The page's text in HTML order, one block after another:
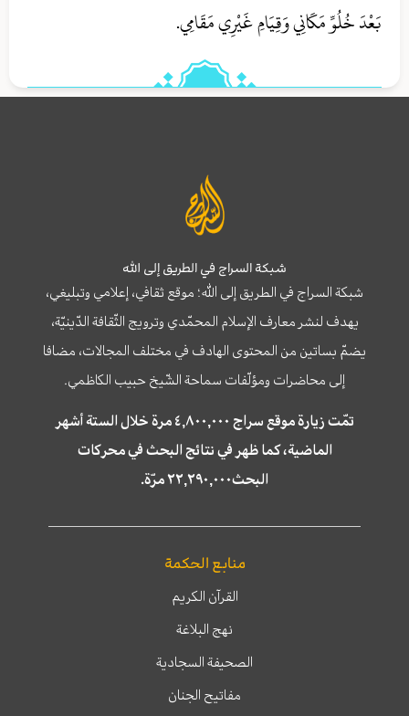
بَعْدَ خُلُوِّ مَكَانِي وَقِيَامِ غَيْرِي مَقَامِي.
شبكة السراج في الطريق إلى الله
شبكة السراج في الطريق إلى الله؛ موقع ثقافي، إعلامي وتبليغي،
يهدف لنشر معارف الإسلام المحمّدي وترويج الثّقافة الدّينيّة،
يضمّ بساتين من المحتوى الهادف في مختلف المجالات، مضافا
إلى محاضرات ومؤلّفات سماحة الشّيخ حبيب الكاظمي.
تمّت زيارة موقع سراج ٤,٨٠٠,٠٠٠ مرة خلال الستة أشهر
الماضية، كما ظهر في نتائج البحث في محركات
البحث٢٢,٢٩٠,٠٠٠ مرّة.
منابع الحكمة
القرآن الكريم
نهج البلاغة
الصحيفة السجادية
مفاتيح الجنان